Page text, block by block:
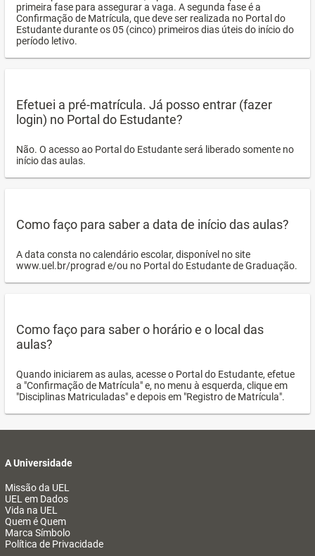
primeira fase para assegurar a vaga. A segunda fase é a
Confirmação de Matrícula, que deve ser realizada no Portal do
Estudante durante os 05 (cinco) primeiros dias úteis do início do
período letivo.
Efetuei a pré-matrícula. Já posso entrar (fazer
login) no Portal do Estudante?
Não. O acesso ao Portal do Estudante será liberado somente no
início das aulas.
Como faço para saber a data de início das aulas?
A data consta no calendário escolar, disponível no site
www.uel.br/prograd e/ou no Portal do Estudante de Graduação.
Como faço para saber o horário e o local das
aulas?
Quando iniciarem as aulas, acesse o Portal do Estudante, efetue
a "Confirmação de Matrícula" e, no menu à esquerda, clique em
"Disciplinas Matriculadas" e depois em "Registro de Matrícula".
A Universidade
Missão da UEL
UEL em Dados
Vida na UEL
Quem é Quem
Marca Símbolo
Política de Privacidade